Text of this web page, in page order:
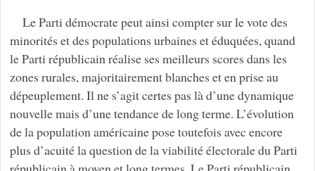
Le Parti démocrate peut ainsi compter sur le vote des
minorités et des populations urbaines et éduquées, quand
le Parti républicain réalise ses meilleurs scores dans les
zones rurales, majoritairement blanches et en prise au
dépeuplement. Il ne s’agit certes pas là d’une dynamique
nouvelle mais d’une tendance de long terme. L’évolution
de la population américaine pose toutefois avec encore
plus d’acuité la question de la viabilité électorale du Parti